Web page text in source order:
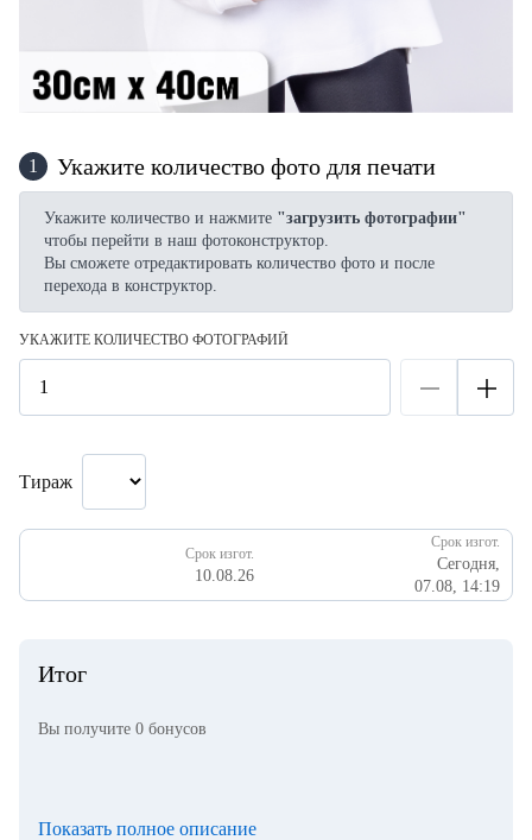
1 Укажите количество фото для печати
Укажите количество и нажмите "загрузить фотографии"
чтобы перейти в наш фотоконструктор.
Вы сможете отредактировать количество фото и после
перехода в конструктор.
УКАЖИТЕ КОЛИЧЕСТВО ФОТОГРАФИЙ
Тираж
Срок изгот.
10.08.26
Срок изгот.
Сегодня,
07.08, 14:19
Итог
Вы получите 0 бонусов
Показать полное описание